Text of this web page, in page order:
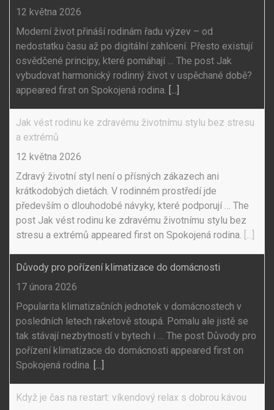
12 května 2026
Moderní život přináší rodinám řadu výzev – od
nedostatku času až po digitální zahlcení. Přesto existují
osvědčené principy, které pomáhají … The post Jak
vybudovat harmonický rodinný život v uspěchané době?
appeared first on Spokojená rodina. [...]
Jak vést rodinu ke zdravému životnímu stylu bez stresu
a extrémů
12 května 2026
Zdravý životní styl není o přísných zákazech ani
krátkodobých dietách. V rodinném prostředí jde
především o dlouhodobé návyky, které podporují … The
post Jak vést rodinu ke zdravému životnímu stylu bez
stresu a extrémů appeared first on Spokojená rodina. [...]
Důvody pro pořízení klimatizace do domácnosti
17 února 2026
Popularita klimatizačních jednotek v domácnostech v
posledních letech raketově stoupá. Pomalu ale jistě se
tak stávají nezbytností v bytech i … The post Důvody pro
pořízení klimatizace do domácnosti appeared first on
Spokojená rodina. [...]
Když je čas na restart: víkendový relax s dobrou kávou